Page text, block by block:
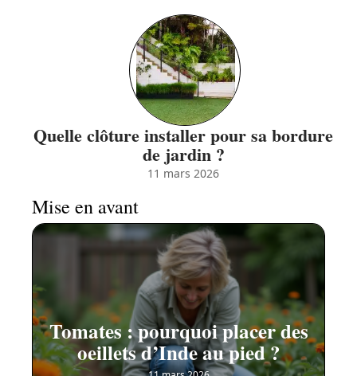
Quelle clôture installer pour sa bordure
de jardin ?
11 mars 2026
Mise en avant
Tomates : pourquoi placer des
oeillets d’Inde au pied ?